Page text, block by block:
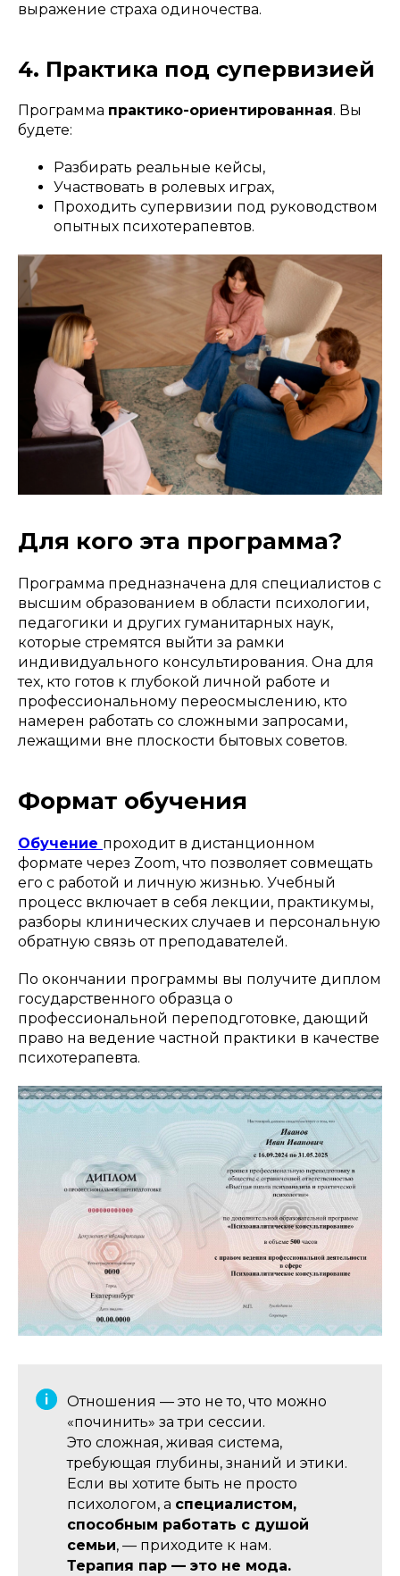
выражение страха одиночества.
4. Практика под супервизией
Программа практико-ориентированная. Вы
будете:
Разбирать реальные кейсы,
Участвовать в ролевых играх,
Проходить супервизии под руководством
опытных психотерапевтов.
Для кого эта программа?
Программа предназначена для специалистов с
высшим образованием в области психологии,
педагогики и других гуманитарных наук,
которые стремятся выйти за рамки
индивидуального консультирования. Она для
тех, кто готов к глубокой личной работе и
профессиональному переосмыслению, кто
намерен работать со сложными запросами,
лежащими вне плоскости бытовых советов.
Формат обучения
Обучение проходит в дистанционном
формате через Zoom, что позволяет совмещать
его с работой и личную жизнью. Учебный
процесс включает в себя лекции, практикумы,
разборы клинических случаев и персональную
обратную связь от преподавателей.
По окончании программы вы получите диплом
государственного образца о
профессиональной переподготовке, дающий
право на ведение частной практики в качестве
психотерапевта.
Отношения — это не то, что можно
«починить» за три сессии.
Это сложная, живая система,
требующая глубины, знаний и этики.
Если вы хотите быть не просто
психологом, а специалистом,
способным работать с душой
семьи, — приходите к нам.
Терапия пар — это не мода.